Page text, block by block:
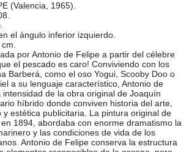
(Valencia, 1965).
el ángulo inferior izquierdo.
por Antonio de Felipe a partir del célebre
el pescado es caro! Conviviendo con los
Barberá, como el oso Yogui, Scooby Doo o
a su lenguaje característico, Antonio de
de la obra original de Joaquín
híbrido donde conviven historia del arte,
y estética publicitaria. La pintura original de
1894, abordaba con enorme dramatismo la
y las condiciones de vida de los
Antonio de Felipe conserva la estructura